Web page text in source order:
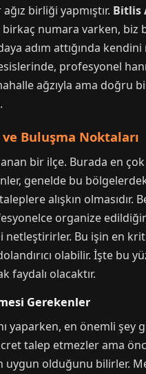
birliği yapmıştır. Bitlis
birkaç numara varken,
adım attığında
profesyonel
ağzıyla ama doğru
Buluşma Noktaları
bir ilçe. Burada en
genelde bu
alışkın
organize
Bu işin en
olabilir. İşte bu
faydalı olacaktır.
Gerekenler
yaparken, en önemli şey
talep etmezler ama
olduğunu bilirler.